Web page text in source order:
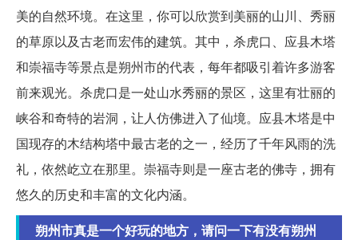
美的自然环境。在这里，你可以欣赏到美丽的山川、秀丽
的草原以及古老而宏伟的建筑。其中，杀虎口、应县木塔
和崇福寺等景点是朔州市的代表，每年都吸引着许多游客
前来观光。杀虎口是一处山水秀丽的景区，这里有壮丽的
峡谷和奇特的岩洞，让人仿佛进入了仙境。应县木塔是中
国现存的木结构塔中最古老的之一，经历了千年风雨的洗
礼，依然屹立在那里。崇福寺则是一座古老的佛寺，拥有
悠久的历史和丰富的文化内涵。
朔州市真是一个好玩的地方，请问一下有没有朔州